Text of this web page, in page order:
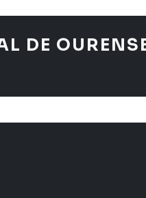
DE